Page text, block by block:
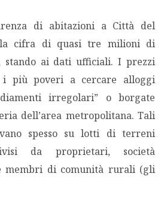
di abitazioni a Città del
cifra di quasi tre milioni di
stando ai dati ufficiali. I prezzi
i più poveri a cercare alloggi
irregolari” o borgate
dell’area metropolitana. Tali
spesso su lotti di terreni
da proprietari, società
membri di comunità rurali (gli